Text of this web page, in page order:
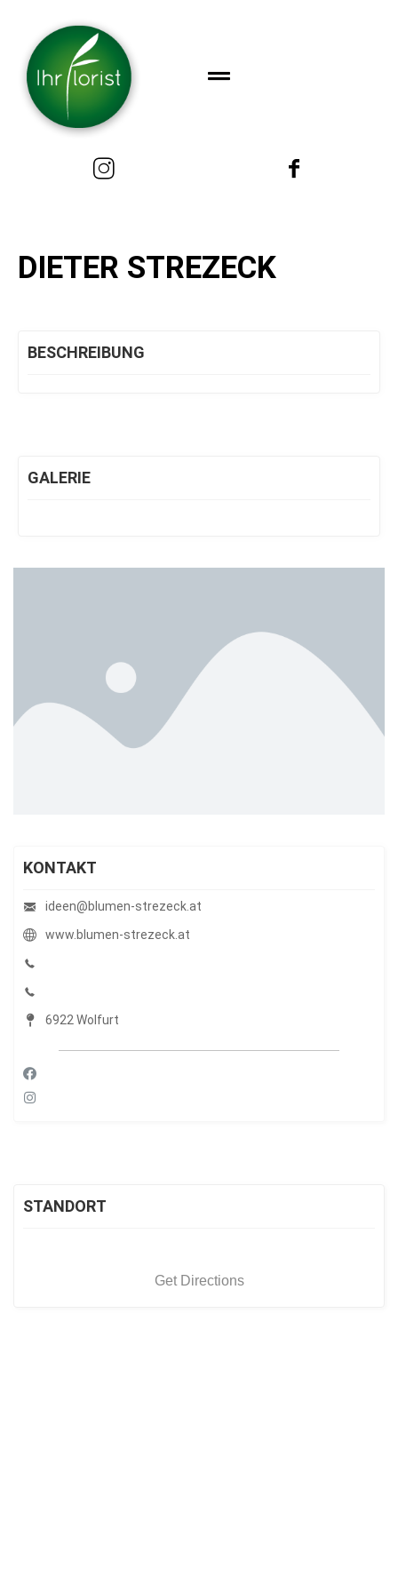
DIETER STREZECK
BESCHREIBUNG
GALERIE
KONTAKT
ideen@blumen-strezeck.at
www.blumen-strezeck.at
6922 Wolfurt
STANDORT
Get Directions